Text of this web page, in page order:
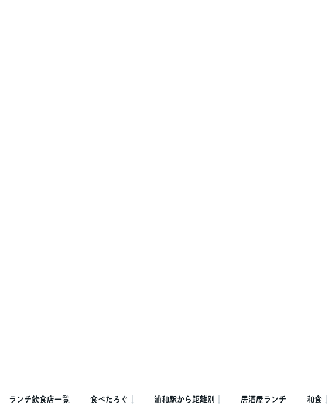
ランチ飲食店一覧 食べたろぐ 浦和駅から距離別 居酒屋ランチ 和食